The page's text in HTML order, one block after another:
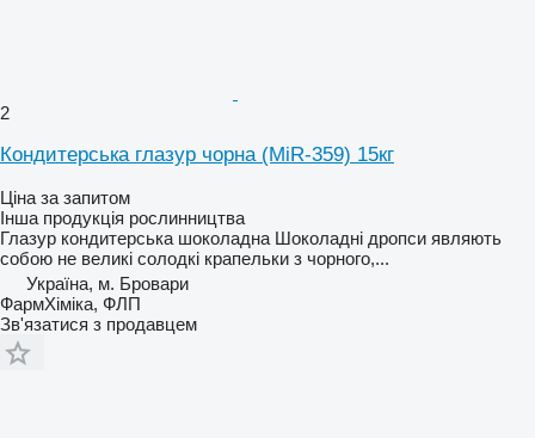
2
Кондитерська глазур чорна (MiR-359) 15кг
Ціна за запитом
Інша продукція рослинництва
Глазур кондитерська шоколадна Шоколадні дропси являють
собою не великі солодкі крапельки з чорного,...
Україна, м. Бровари
ФармХіміка, ФЛП
Зв'язатися з продавцем